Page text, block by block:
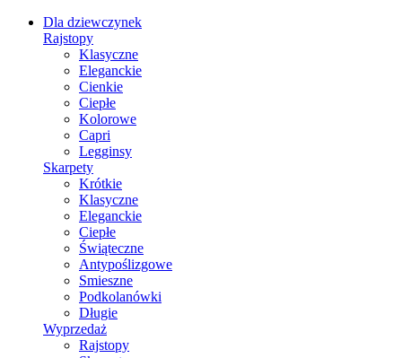
Dla dziewczynek
Rajstopy
Klasyczne
Eleganckie
Cienkie
Ciepłe
Kolorowe
Capri
Legginsy
Skarpety
Krótkie
Klasyczne
Eleganckie
Ciepłe
Świąteczne
Antypoślizgowe
Smieszne
Podkolanówki
Długie
Wyprzedaż
Rajstopy